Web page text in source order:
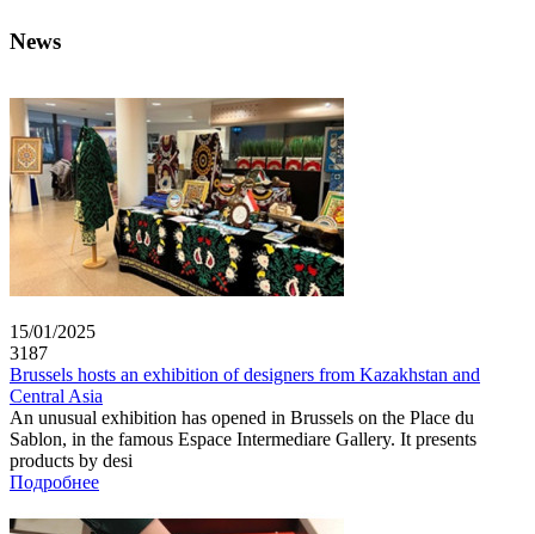
News
15/01/2025
3187
Brussels hosts an exhibition of designers from Kazakhstan and
Central Asia
An unusual exhibition has opened in Brussels on the Place du
Sablon, in the famous Espace Intermediare Gallery. It presents
products by desi
Подробнее